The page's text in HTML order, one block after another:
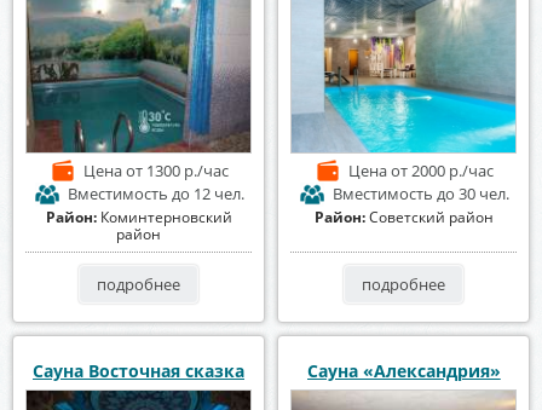
Ценаот 1300 р./час
Вместимость до 12 чел.
Район: Коминтерновский
район
подробнее
Ценаот 2000 р./час
Вместимость до 30 чел.
Район:Советский район
подробнее
Сауна Восточная сказка Сауна «Александрия»